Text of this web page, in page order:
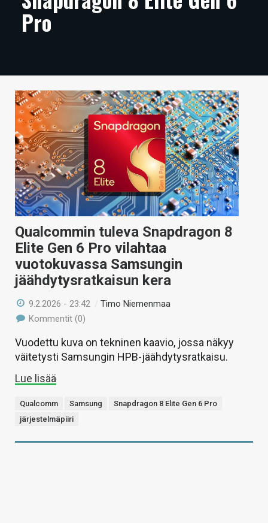
ARTIKKELIT
TIETOA
HINTA.FI
KAUPPA
VAIHDA TEEMA
HAKU
Pro
Qualcommin tuleva Snapdragon 8
Elite Gen 6 Pro vilahtaa
vuotokuvassa Samsungin
jäähdytysratkaisun kera
9.2.2026 - 23:42 /Timo Niemenmaa
Kommentit (0)
Vuodettu kuva on tekninen kaavio, jossa näkyy
väitetysti Samsungin HPB-jäähdytysratkaisu.
Lue lisää
Qualcomm Samsung
Snapdragon 8 Elite Gen 6 Pro
järjestelmäpiiri